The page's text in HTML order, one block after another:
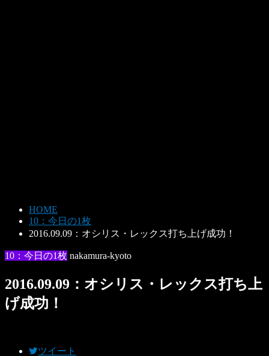
HOME
10：今日の1枚
2016.09.09：オシリス・レックス打ち上げ成功！
10：今日の1枚 nakamura-kyoto
2016.09.09：オシリス・レックス打ち上
げ成功！
ツイート